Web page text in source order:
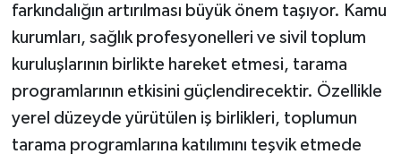
farkındalığın artırılması büyük önem taşıyor. Kamu
kurumları, sağlık profesyonelleri ve sivil toplum
kuruluşlarının birlikte hareket etmesi, tarama
programlarının etkisini güçlendirecektir. Özellikle
yerel düzeyde yürütülen iş birlikleri, toplumun
tarama programlarına katılımını teşvik etmede